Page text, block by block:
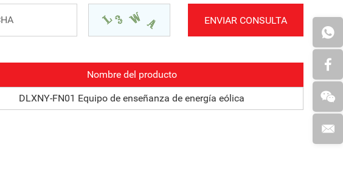
Nombre del producto
DLXNY-FN01 Equipo de enseñanza de energía eólica